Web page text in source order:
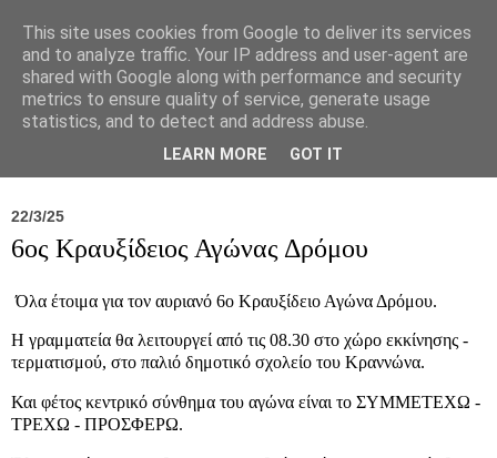
Σύλλογος Ιπποκράτειος
22/3/25
6ος Κραυξίδειος Αγώνας Δρόμου
Όλα έτοιμα για τον αυριανό 6ο Κραυξίδειο Αγώνα Δρόμου.
Η γραμματεία θα λειτουργεί από τις 08.30 στο χώρο εκκίνησης -
τερματισμού, στο παλιό δημοτικό σχολείο του Κραννώνα.
Και φέτος κεντρικό σύνθημα του αγώνα είναι το ΣΥΜΜΕΤΕΧΩ -
ΤΡΕΧΩ - ΠΡΟΣΦΕΡΩ.
This site uses cookies from Google to deliver its services
and to analyze traffic. Your IP address and user-agent are
shared with Google along with performance and security
metrics to ensure quality of service, generate usage
statistics, and to detect and address abuse.
LEARN MORE GOT IT